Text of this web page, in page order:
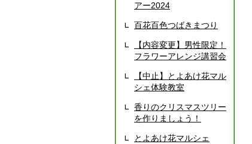
アー2024
百花百色つばきまつり
【内容変更】男性限定！
フラワーアレンジ講習会
【中止】とよあけ花マル
シェ体験教室
香りのクリスマスツリー
を作りましょう！
とよあけ花マルシェ